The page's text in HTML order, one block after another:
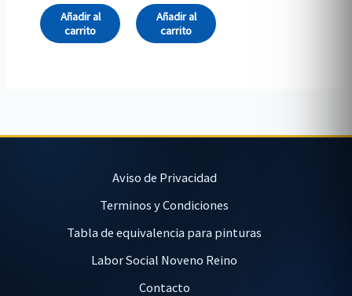
Añadir al
carrito
Añadir al
carrito
Aviso de Privacidad
Terminos y Condiciones
Tabla de equivalencia para pinturas
Labor Social Noveno Reino
Contacto